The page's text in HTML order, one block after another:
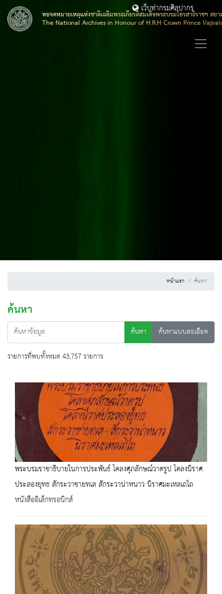
หอจดหมายเหตุแห่งชาติเฉลิมพระเกียรติสมเด็จพระบรมโอรสาธิราชฯ สย
The National Archives in Honour of H.R.H Crown Prince
เว็บท่ากรมศิลปากร
หน้าแรก ค้นหา
ค้นหา
ค้นหา
ค้นหาแบบละเอียด
รายการที่พบทั้งหมด 43,757 รายการ
พระบรมราชาธิบายในการประพันธ์ โคลงศุภลักษณ์วาดรูป โคลงนิราศ
ประลองยุทธ สักระวาชายทเล สักระวาน่าหนาว นิราศมะเหลเถไถ
หนังสืออิเล็กทรอนิกส์